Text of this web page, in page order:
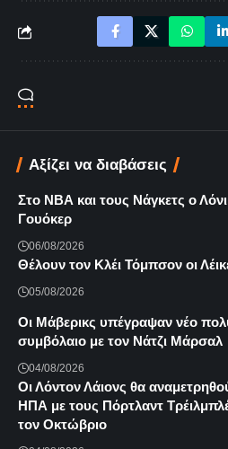
Αξίζει να διαβάσεις
Στο ΝΒΑ και τους Νάγκετς ο Λόνι
Γουόκερ
06/08/2026
Θέλουν τον Κλέι Τόμπσον οι
05/08/2026
Οι Μάβερικς υπέγραψαν νέο
συμβόλαιο με τον Νάτζι Μάρσαλ
04/08/2026
Οι Λόντον Λάιονς θα
ΗΠΑ με τους Πόρτλαντ
τον Οκτώβριο